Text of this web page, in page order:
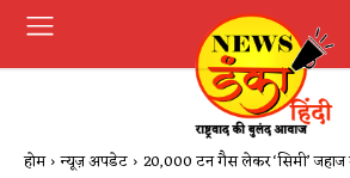
होम न्यूज़ अपडेट 20,000 टन गैस लेकर ‘सिमी’